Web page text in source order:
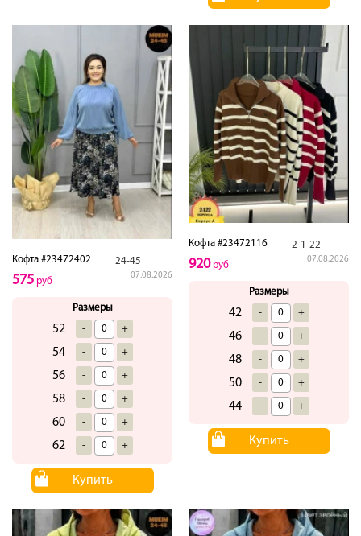
Кофта #23472402 24-45
07.08.2026
575 руб
Размеры
52 - +
54 - +
56 - +
58 - +
60 - +
62 - +
Купить
Кофта #23472116 2-1-22
07.08.2026
920руб
Размеры
42 - +
46 - +
48 - +
50 - +
44 - +
Купить